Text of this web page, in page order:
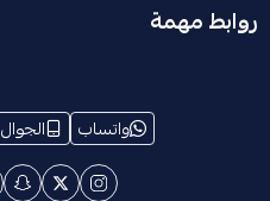
روابط مهمة
الشروط والأحكام
معلومات الإسترجاع والإستبدال
واتساب الجوال